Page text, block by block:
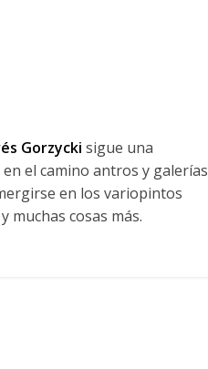
Gorzycki sigue una
el camino antros y galerías
en los variopintos
muchas cosas más.